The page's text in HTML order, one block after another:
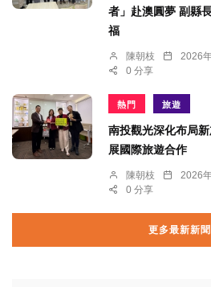
者」赴澳圓夢 副縣
福
陳朝枝 2026
0 分享
熱門 旅遊
南投觀光深化布局
展國際旅遊合作
陳朝枝 2026
0 分享
更多最新新聞